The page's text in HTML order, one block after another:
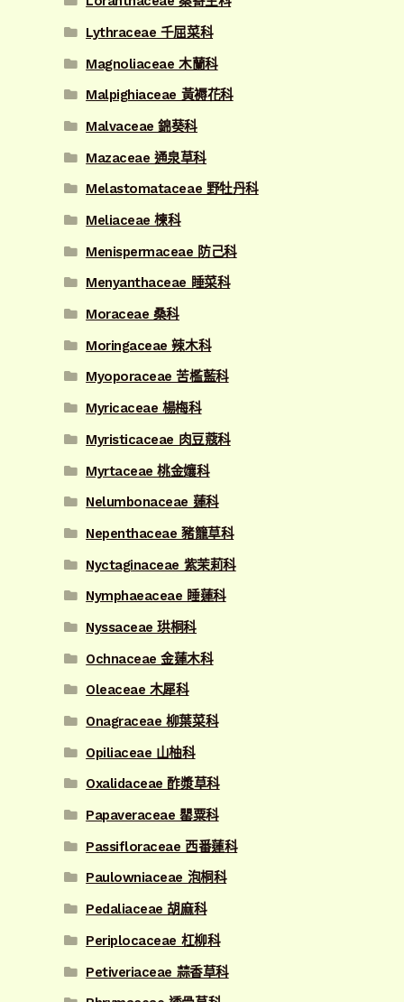
Lythraceae 千屈菜科
Magnoliaceae 木蘭科
Malpighiaceae 黃褥花科
Malvaceae 錦葵科
Mazaceae 通泉草科
Melastomataceae 野牡丹科
Meliaceae 楝科
Menispermaceae 防己科
Menyanthaceae 睡菜科
Moraceae 桑科
Moringaceae 辣木科
Myoporaceae 苦檻藍科
Myricaceae 楊梅科
Myristicaceae 肉豆蔻科
Myrtaceae 桃金孃科
Nelumbonaceae 蓮科
Nepenthaceae 豬籠草科
Nyctaginaceae 紫茉莉科
Nymphaeaceae 睡蓮科
Nyssaceae 珙桐科
Ochnaceae 金蓮木科
Oleaceae 木犀科
Onagraceae 柳葉菜科
Opiliaceae 山柚科
Oxalidaceae 酢漿草科
Papaveraceae 罌粟科
Passifloraceae 西番蓮科
Paulowniaceae 泡桐科
Pedaliaceae 胡麻科
Periplocaceae 杠柳科
Petiveriaceae 蒜香草科